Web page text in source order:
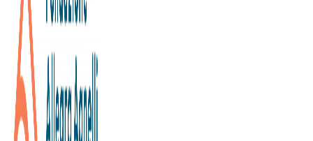
03/04/2024
Dicono di noi
Da New York a Candiolo per
provare a sconfiggere le
malattie rare dei bambini